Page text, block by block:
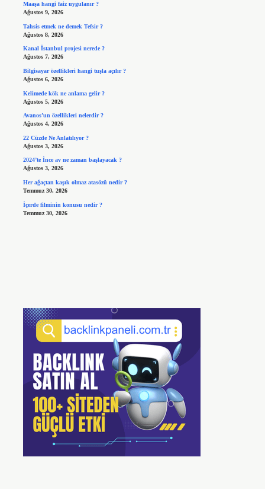
Maaşa hangi faiz uygulanır ?
Ağustos 9, 2026
Tahsis etmek ne demek Tefsir ?
Ağustos 8, 2026
Kanal İstanbul projesi nerede ?
Ağustos 7, 2026
Bilgisayar özellikleri hangi tuşla açılır ?
Ağustos 6, 2026
Kelimede kök ne anlama gelir ?
Ağustos 5, 2026
Avanos’un özellikleri nelerdir ?
Ağustos 4, 2026
22 Cüzde Ne Anlatılıyor ?
Ağustos 3, 2026
2024’te İnce av ne zaman başlayacak ?
Ağustos 3, 2026
Her ağaçtan kaşık olmaz atasözü nedir ?
Temmuz 30, 2026
İçerde filminin konusu nedir ?
Temmuz 30, 2026